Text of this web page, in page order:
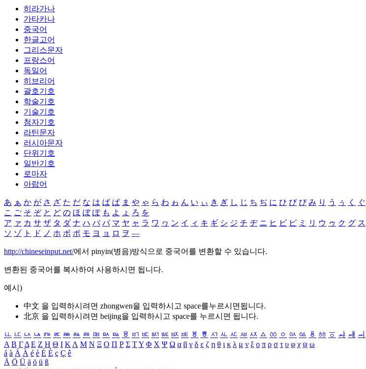
히라가나
가타카나
중국어
한글고어
그리스문자
프랑스어
독일어
히브리어
괄호기호
학술기호
기술기호
첨자기호
라틴문자
러시아문자
단위기호
일반기호
로마자
아랍어
あ ぁ か が さ ざ た だ な は ば ぱ ま や ゃ ら わ ゎ ん い ぃ き ぎ し じ ち ぢ に ひ び ぴ み り う ぅ く ぐ
こ ご そ ぞ と ど の ほ ぼ ぽ も よ ょ ろ を
ア ァ カ サ ザ タ ダ ナ ハ バ パ マ ヤ ャ ラ ワ ヮ ン イ ィ キ ギ シ ジ チ ヂ ニ ヒ ビ ピ ミ リ ウ ゥ ク グ ス
ソ ゾ ト ド ノ ホ ボ ポ モ ヨ ョ ロ ヲ ―
http://chineseinput.net/에서 pinyin(병음)방식으로 중국어를 변환할 수 있습니다.
변환된 중국어를 복사하여 사용하시면 됩니다.
예시)
中文 을 입력하시려면 zhongwen을 입력하시고 space를누르시면됩니다.
北京 을 입력하시려면 beijing을 입력하시고 space를 누르시면 됩니다.
ㅥ ㅦ ㅧ ㅨ ㅩ ㅪ ㅫ ㅬ ㅭ ㅮ ㅯ ㅰ ㅱ ㅲ ㅳ ㅴ ㅵ ㅶ ㅷ ㅸ ㅹ ㅺ ㅻ ㅼ ㅽ ㅾ ㅿ ㆀ ㆁ ㆂ ㆃ ㆄ ㆅ ㆆ ㆇ ㆈ ㆉ
Α Β ΓΔ Ε Ζ Η Θ Ι ΚΛ Μ Ν Ξ Ο Π Ρ Σ ΤΥ Φ Χ Ψ Ω α β γ δ ε ζ η θ ι κ λ μ ν ξ ο π ρ σ τ υ φ χ ψ ω
á à Á À é è É È ç Ç ê
Ä Ö Ü ä ö ü ß